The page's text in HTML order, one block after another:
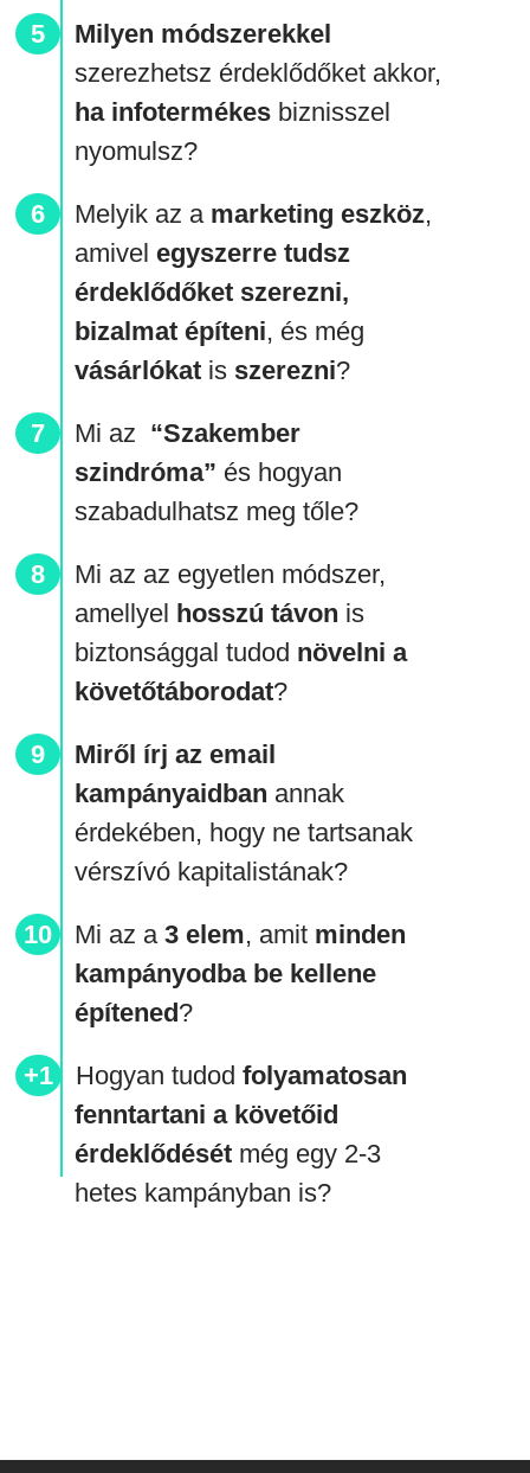
Milyen módszerekkel
szerezhetsz érdeklődőket akkor,
ha infotermékesbiznisszel
nyomulsz?
Melyik az a marketing eszköz,
amivel egyszerre tudsz
érdeklődőket szerezni,
bizalmat építeni, és még
vásárlókatis szerezni?
Mi az “Szakember
szindróma” és hogyan
szabadulhatsz meg tőle?
Mi az az egyetlen módszer,
amellyel hosszú távon is
biztonsággal tudod növelni a
követőtáborodat?
Miről írj az email
kampányaidban annak
érdekében, hogy ne tartsanak
vérszívó kapitalistának?
Mi az a 3 elem, amit minden
kampányodba be kellene
építened ?
Hogyan tudod folyamatosan
fenntartani a követőid
érdeklődésétmég egy 2-3
hetes kampányban is?